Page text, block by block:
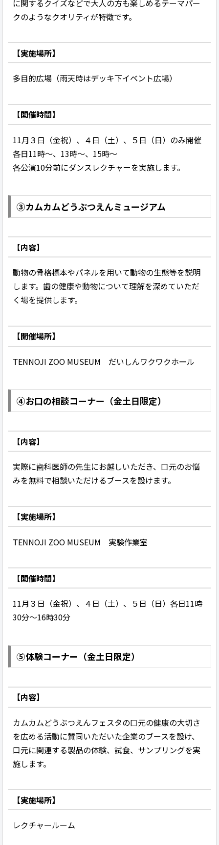
に関するクイズなどで大人の方も楽しめるテーマパー
クのようなクオリティが特徴です。
【実施場所】
多目的広場（雨天時はデッキ下イベント広場）
【開催時間】
11月３日（金祝）、４日（土）、５日（日）のみ開催
各日11時～、13時～、15時～
各公演10分前にダンスレクチャーを実施します。
③カムカムどうぶつえんミュージアム
【内容】
動物の骨格標本やパネルを用いて動物の生態等を説明
します。歯の健康や動物について理解を深めていただ
く場を提供します。
【開催場所】
TENNOJI ZOO MUSEUM だいしんワクワクホール
④お口の相談コーナー（金土日限定）
【内容】
実際に歯科医師の先生にお越しいただき、口元のお悩
みを無料で相談いただけるブースを設けます。
【実施場所】
TENNOJI ZOO MUSEUM 実験作業室
【開催時間】
11月３日（金祝）、４日（土）、５日（日）各日11時
30分～16時30分
⑤体験コーナー（金土日限定）
【内容】
カムカムどうぶつえんフェスタの口元の健康の大切さ
を広める活動に賛同いただいた企業のブースを設け、
口元に関連する製品の体験、試食、サンプリングを実
施します。
【実施場所】
レクチャールーム